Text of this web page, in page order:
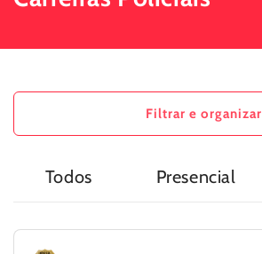
Filtrar e organizar
Todos Presencial